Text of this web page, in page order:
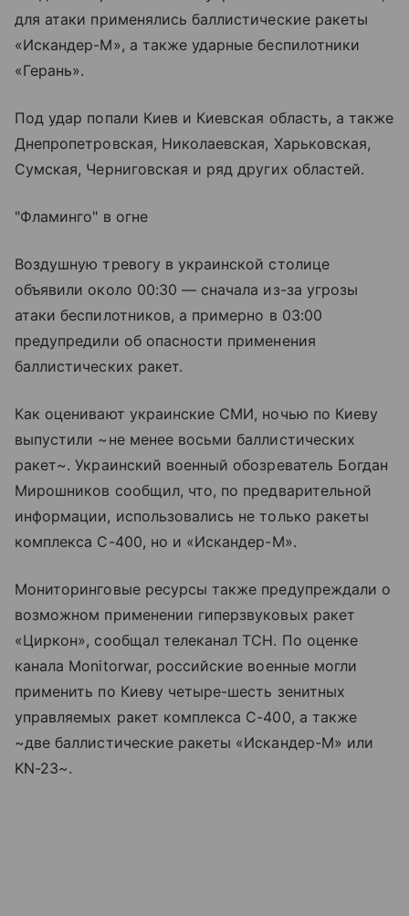
для атаки применялись баллистические ракеты
«Искандер-М», а также ударные беспилотники
«Герань».
Под удар попали Киев и Киевская область, а также
Днепропетровская, Николаевская, Харьковская,
Сумская, Черниговская и ряд других областей.
"Фламинго" в огне
Воздушную тревогу в украинской столице
объявили около 00:30 — сначала из-за угрозы
атаки беспилотников, а примерно в 03:00
предупредили об опасности применения
баллистических ракет.
Как оценивают украинские СМИ, ночью по Киеву
выпустили ~не менее восьми баллистических
ракет~. Украинский военный обозреватель Богдан
Мирошников сообщил, что, по предварительной
информации, использовались не только ракеты
комплекса С-400, но и «Искандер-М».
Мониторинговые ресурсы также предупреждали о
возможном применении гиперзвуковых ракет
«Циркон», сообщал телеканал ТСН. По оценке
канала Monitorwar, российские военные могли
применить по Киеву четыре-шесть зенитных
управляемых ракет комплекса С-400, а также
~две баллистические ракеты «Искандер-М» или
KN-23~.